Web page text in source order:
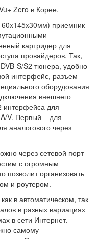
Zero в Корее.
приемник
картридер для
провайдеров. Так,
S/S2 тюнера, удобно
интерфейс, разъем
оборудования
внешнего
интерфейса для
V. Первый – для
аналогового через
через сетевой порт
с огромным
позволит организовать
и роутером.
в автоматическом, так
в разных вариациях
в сети Интернет.
самому